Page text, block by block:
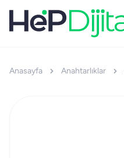
Anasayfa Anahtarlıklar